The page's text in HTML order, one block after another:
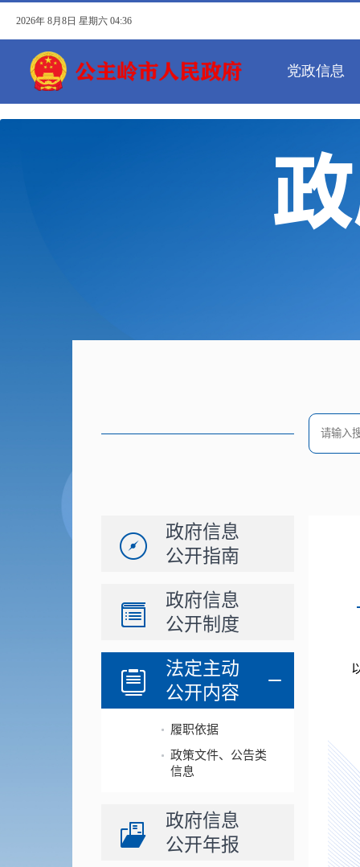
政府信息
公开指南
政府信息
公开制度
法定主动
公开内容
履职依据
政策文件、公告类
信息
政府信息
公开年报